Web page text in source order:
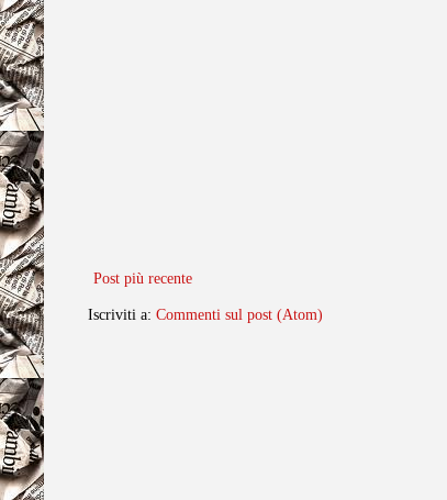
Post più recente
Iscriviti a: Commenti sul post (Atom)